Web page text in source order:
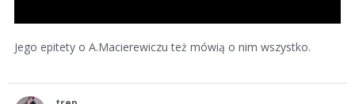
Jego epitety o A.Macierewiczu też mówią o nim wszystko.